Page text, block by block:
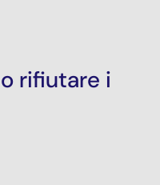
rifiutare i